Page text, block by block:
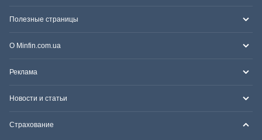
Полезные страницы
О Minfin.com.ua
Реклама
Новости и статьи
Страхование